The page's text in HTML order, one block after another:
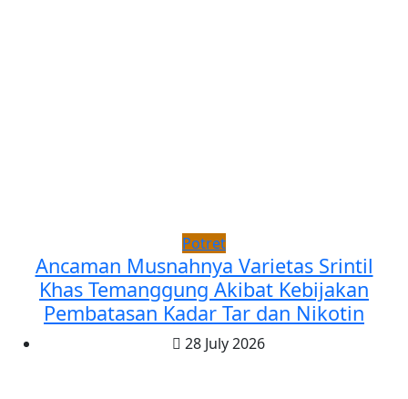
Potret
Ancaman Musnahnya Varietas Srintil
Khas Temanggung Akibat Kebijakan
Pembatasan Kadar Tar dan Nikotin
28 July 2026